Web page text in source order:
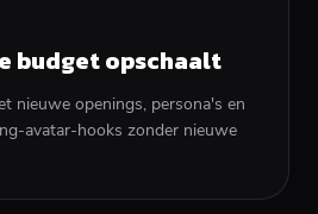
budget opschaalt
nieuwe openings, persona's en
avatar-hooks zonder nieuwe